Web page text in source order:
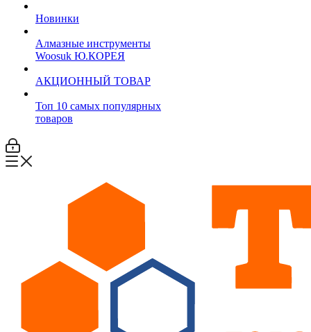
Новинки
Алмазные инструменты
Woosuk Ю.КОРЕЯ
АКЦИОННЫЙ ТОВАР
Топ 10 самых популярных
товаров